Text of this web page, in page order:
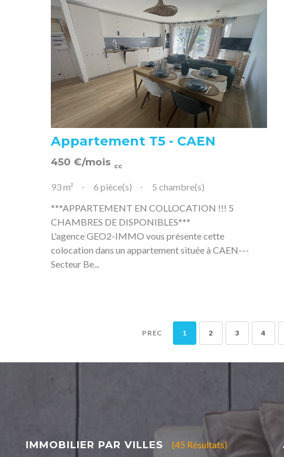
Appartement T5 - CAEN
450 €/mois cc
93 m² 6 pièce(s)
5 chambre(s)
***APPARTEMENT EN COLLOCATION !!! 5
CHAMBRES DE DISPONIBLES***
L'agence GEO2-IMMO vous présente cette
colocation dans un appartement située à CAEN---
Secteur Be...
PREC 1 2 3 4
(45 Résultats)